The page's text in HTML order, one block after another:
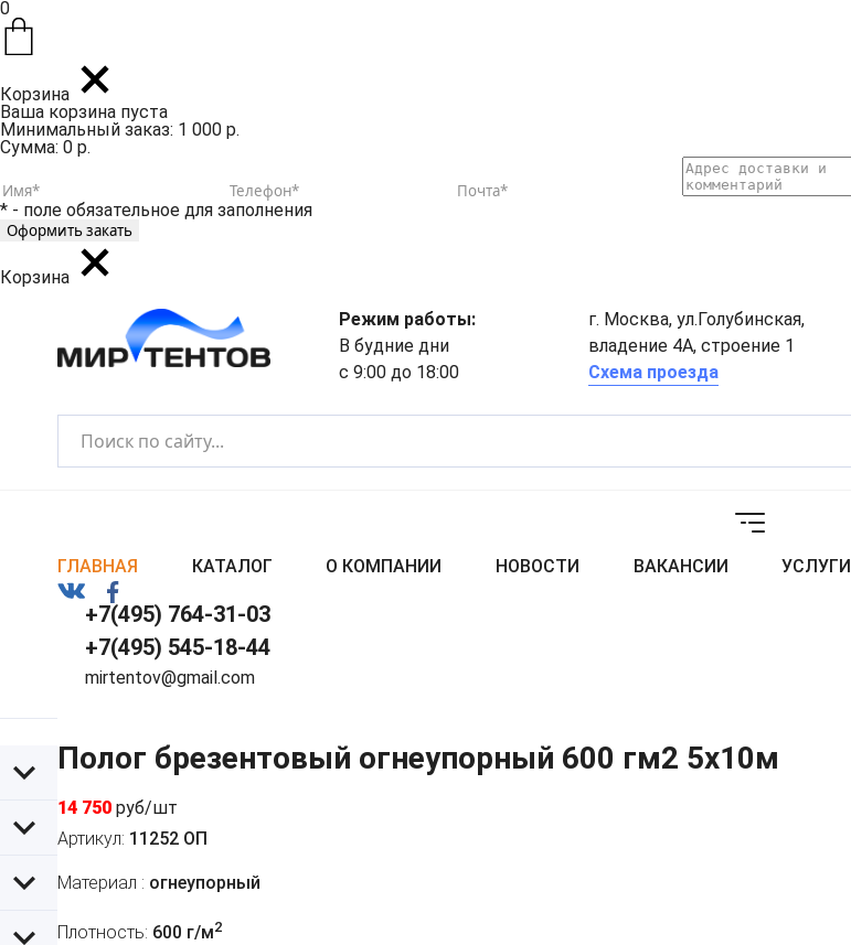
0
Корзина
Ваша корзина пуста
Минимальный заказ: 1 000 р.
Сумма: 0 р.
* - поле обязательное для заполнения
Корзина
Режим работы:
В будние дни
с 9:00 до 18:00
г. Москва, ул.Голубинская,
владение 4А, строение 1
Схема проезда
ГЛАВНАЯ КАТАЛОГ О КОМПАНИИ НОВОСТИ ВАКАНСИИ УСЛУГИ
+7(495) 764-31-03
+7(495) 545-18-44
mirtentov@gmail.com
Полог брезентовый огнеупорный 600 гм2 5x10м
14 750 руб/шт
Артикул: 11252 ОП
Материал : огнеупорный
Плотность: 600 г/м2